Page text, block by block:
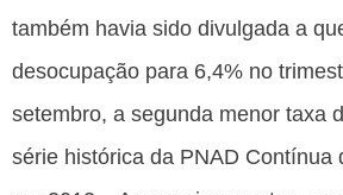
também havia sido divulgada a
desocupação para 6,4% no
setembro, a segunda menor taxa
série histórica da PNAD Contínua